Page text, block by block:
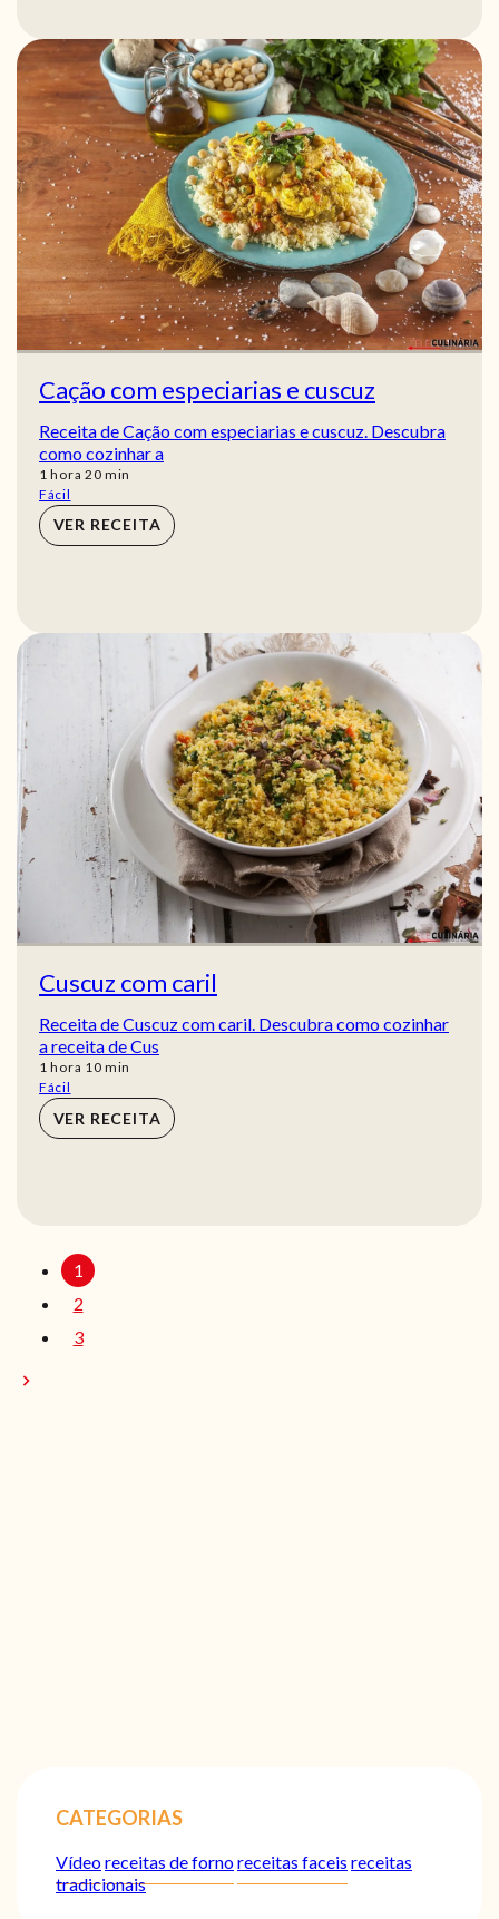
Cação com especiarias e cuscuz
Receita de Cação com especiarias e cuscuz. Descubra
como cozinhar a
1 hora
hora 20min
min
Fácil
VER RECEITA
Cuscuz com caril
Receita de Cuscuz com caril. Descubra como cozinhar
a receita de Cus
1 hora
hora 10min
min
Fácil
VER RECEITA
1
2
3
CATEGORIAS
Vídeoreceitas de fornoreceitas faceis receitas
tradicionais